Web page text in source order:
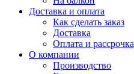
Доставка и оплата
Как сделать заказ
Доставка
Оплата и рассрочка
О компании
Производство